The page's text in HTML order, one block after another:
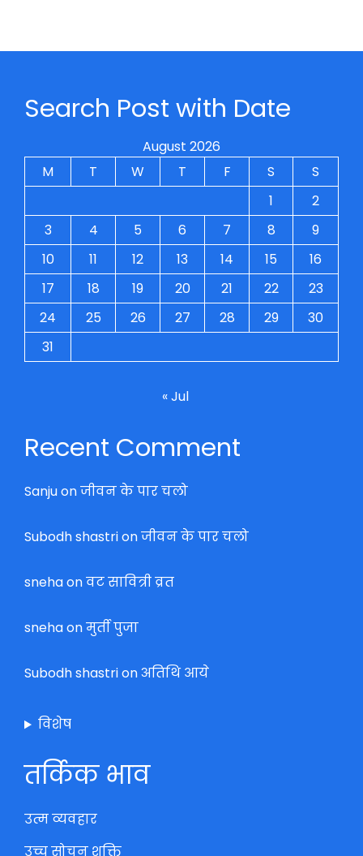
Search Post with Date
August 2026
M
T W T F S
S
1
2
3
4 5 6 7 8
9
10
11 12 13 14 15
16
17
18 19 20 21 22
23
24
25 26 27 28 29
30
31
« Jul
Recent Comment
Sanjuonजीवन के पार चलो
Subodh shastrionजीवन के पार चलो
snehaonवट सावित्री व्रत
snehaonमुर्ती पुजा
Subodh shastrionअतिथि आये
विशेष
तर्किक भाव
उत्म व्यवहार
उच्च सोचन शक्ति